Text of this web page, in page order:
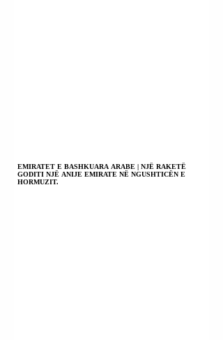
EMIRATET E BASHKUARA ARABE | NJË RAKETË
GODITI NJË ANIJE EMIRATE NË NGUSHTICËN E
HORMUZIT.